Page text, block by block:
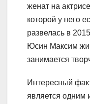
женат на
которой у него
развелась в
Юсин Максим
занимается
Интересный
является одним